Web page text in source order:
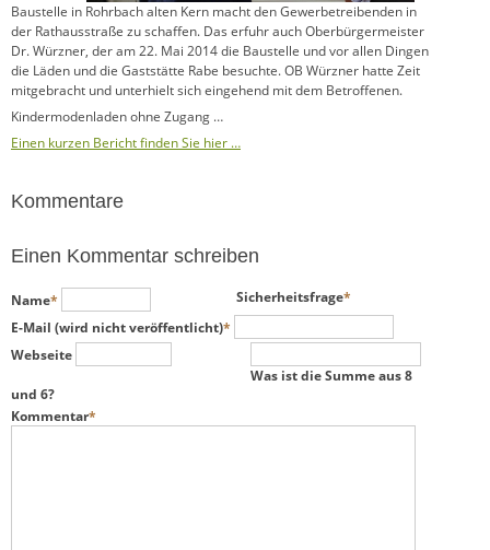
Baustelle in Rohrbach alten Kern macht den Gewerbetreibenden in
der Rathausstraße zu schaffen. Das erfuhr auch Oberbürgermeister
Dr. Würzner, der am 22. Mai 2014 die Baustelle und vor allen Dingen
die Läden und die Gaststätte Rabe besuchte. OB Würzner hatte Zeit
mitgebracht und unterhielt sich eingehend mit dem Betroffenen.
Kindermodenladen ohne Zugang …
Einen kurzen Bericht finden Sie hier …
Kommentare
Einen Kommentar schreiben
Pflichtfeld
Name*
Pflichtfeld
E-Mail (wird nicht veröffentlicht)*
Webseite
Pflichtfeld
Sicherheitsfrage*
Was ist die Summe aus 8
und 6?
Pflichtfeld
Kommentar*